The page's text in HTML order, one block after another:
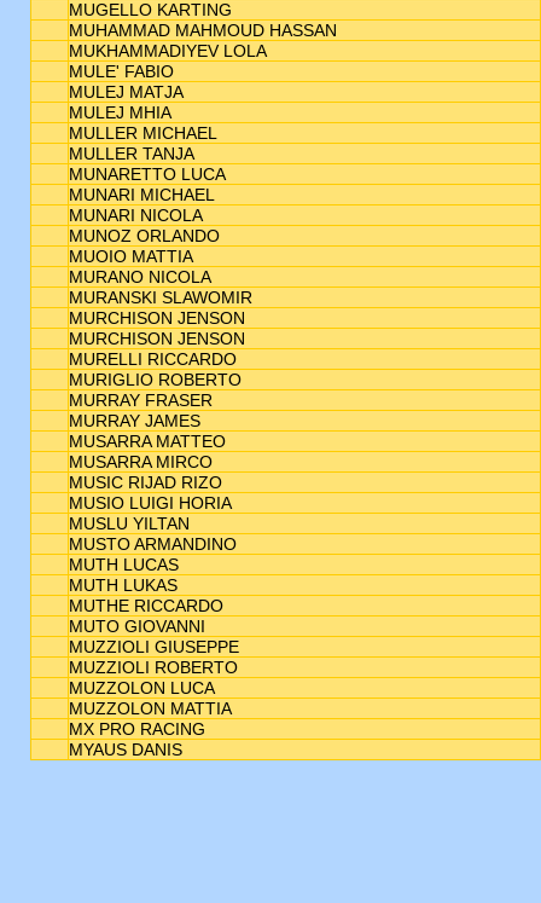
MUGELLO KARTING
MUHAMMAD MAHMOUD HASSAN
MUKHAMMADIYEV LOLA
MULE' FABIO
MULEJ MATJA
MULEJ MHIA
MULLER MICHAEL
MULLER TANJA
MUNARETTO LUCA
MUNARI MICHAEL
MUNARI NICOLA
MUNOZ ORLANDO
MUOIO MATTIA
MURANO NICOLA
MURANSKI SLAWOMIR
MURCHISON JENSON
MURCHISON JENSON
MURELLI RICCARDO
MURIGLIO ROBERTO
MURRAY FRASER
MURRAY JAMES
MUSARRA MATTEO
MUSARRA MIRCO
MUSIC RIJAD RIZO
MUSIO LUIGI HORIA
MUSLU YILTAN
MUSTO ARMANDINO
MUTH LUCAS
MUTH LUKAS
MUTHE RICCARDO
MUTO GIOVANNI
MUZZIOLI GIUSEPPE
MUZZIOLI ROBERTO
MUZZOLON LUCA
MUZZOLON MATTIA
MX PRO RACING
MYAUS DANIS